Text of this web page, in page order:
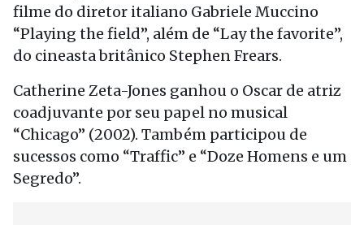
filme do diretor italiano Gabriele Muccino
“Playing the field”, além de “Lay the favorite”,
do cineasta britânico Stephen Frears.
Catherine Zeta-Jones ganhou o Oscar de atriz
coadjuvante por seu papel no musical
“Chicago” (2002). Também participou de
sucessos como “Traffic” e “Doze Homens e um
Segredo”.